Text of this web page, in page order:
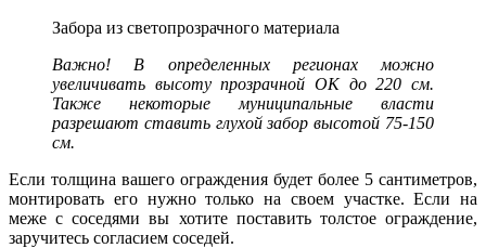
Забора из светопрозрачного материала
Важно! В определенных регионах можно
увеличивать высоту прозрачной ОК до 220 см.
Также некоторые муниципальные власти
разрешают ставить глухой забор высотой 75-150
см.
Если толщина вашего ограждения будет более 5 сантиметров,
монтировать его нужно только на своем участке. Если на
меже с соседями вы хотите поставить толстое ограждение,
заручитесь согласием соседей.